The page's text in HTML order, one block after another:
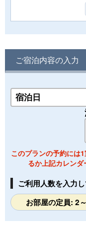
■お部屋はセミダブ
い
■ネット接続無料（
・下記URL先のペー
用規約兼宿泊滞在同
その他の条件）をご
・下記URL先のペー
力』と『狂犬病予防
以上の混合ワクチン
未満に限る）』の写
をお送りください。
・同伴可能な犬は1
料金に含まれます。
し受けます。
・宿泊予約の際に頭
約後に下記URL先の
が必要となります。
ご宿泊内容の入力
宿泊日
このプランの予約には
るか上記カレン
ご利用人数を入力し
お部屋の定員: 2